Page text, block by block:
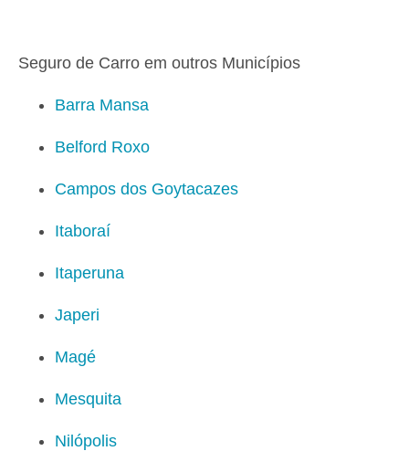
Seguro de Carro em outros Municípios
Barra Mansa
Belford Roxo
Campos dos Goytacazes
Itaboraí
Itaperuna
Japeri
Magé
Mesquita
Nilópolis